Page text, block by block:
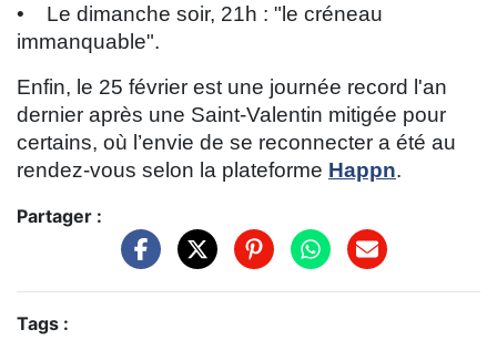
• Le dimanche soir, 21h : "le créneau
immanquable".
Enfin, le 25 février est une journée record l'an
dernier après une Saint-Valentin mitigée pour
certains, où l’envie de se reconnecter a été au
rendez-vous selon la plateforme Happn.
Partager :
Tags :